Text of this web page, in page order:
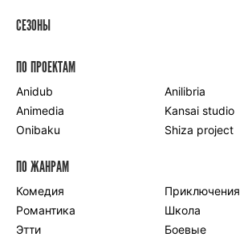
СЕЗОНЫ
ПО ПРОЕКТАМ
Anidub
Anilibria
Animedia
Kansai studio
Onibaku
Shiza project
ПО ЖАНРАМ
Комедия
Приключения
Романтика
Школа
Этти
Боевые